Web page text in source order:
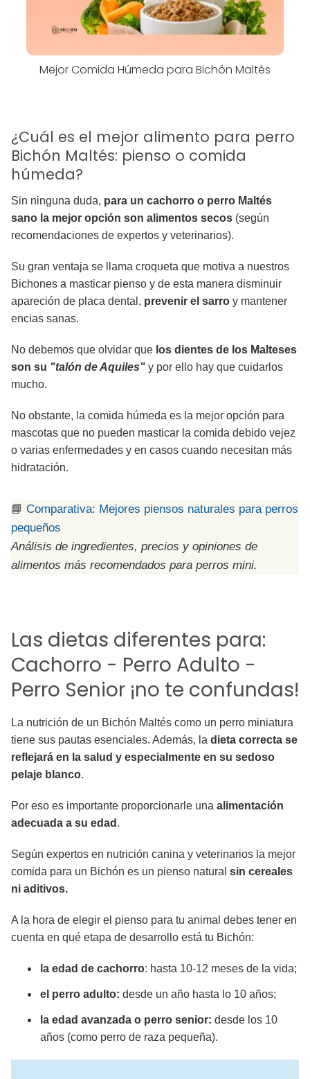
Mejor Comida Húmeda para Bichón Maltés
¿Cuál es el mejor alimento para perro
Bichón Maltés: pienso o comida
húmeda?
Sin ninguna duda, para un cachorro o perro Maltés
sano la mejor opción son alimentos secos (según
recomendaciones de expertos y veterinarios).
Su gran ventaja se llama croqueta que motiva a nuestros
Bichones a masticar pienso y de esta manera disminuir
apareción de placa dental, prevenir el sarro y mantener
encias sanas.
No debemos que olvidar que los dientes de los Malteses
son su "talón de Aquiles" y por ello hay que cuidarlos
mucho.
No obstante, la comida húmeda es la mejor opción para
mascotas que no pueden masticar la comida debido vejez
o varias enfermedades y en casos cuando necesitan más
hidratación.
📘 Comparativa: Mejores piensos naturales para perros
pequeños
Análisis de ingredientes, precios y opiniones de
alimentos más recomendados para perros mini.
Las dietas diferentes para:
Cachorro - Perro Adulto -
Perro Senior ¡no te confundas!
La nutrición de un Bichón Maltés como un perro miniatura
tiene sus pautas esenciales. Además, la dieta correcta se
reflejará en la salud y especialmente en su sedoso
pelaje blanco.
Por eso es importante proporcionarle una alimentación
adecuada a su edad .
Según expertos en nutrición canina y veterinarios la mejor
comida para un Bichón es un pienso natural sin cereales
ni aditivos.
A la hora de elegir el pienso para tu animal debes tener en
cuenta en qué etapa de desarrollo está tu Bichón:
la edad de cachorro: hasta 10-12 meses de la vida;
el perro adulto: desde un año hasta lo 10 años;
la edad avanzada o perro senior: desde los 10
años (como perro de raza pequeña).